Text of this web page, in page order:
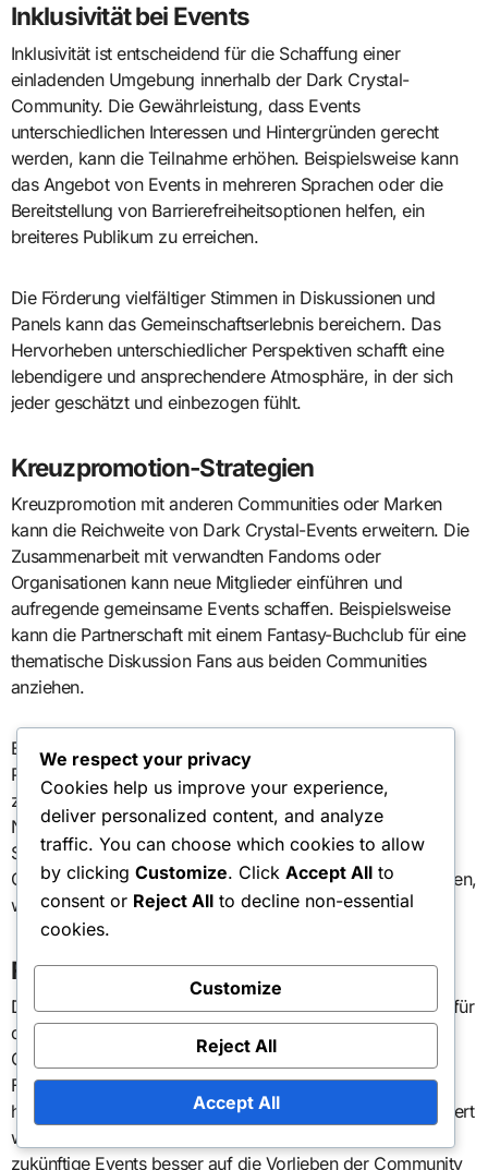
Inklusivität bei Events
Inklusivität ist entscheidend für die Schaffung einer
einladenden Umgebung innerhalb der Dark Crystal-
Community. Die Gewährleistung, dass Events
unterschiedlichen Interessen und Hintergründen gerecht
werden, kann die Teilnahme erhöhen. Beispielsweise kann
das Angebot von Events in mehreren Sprachen oder die
Bereitstellung von Barrierefreiheitsoptionen helfen, ein
breiteres Publikum zu erreichen.
Die Förderung vielfältiger Stimmen in Diskussionen und
Panels kann das Gemeinschaftserlebnis bereichern. Das
Hervorheben unterschiedlicher Perspektiven schafft eine
lebendigere und ansprechendere Atmosphäre, in der sich
jeder geschätzt und einbezogen fühlt.
Kreuzpromotion-Strategien
Kreuzpromotion mit anderen Communities oder Marken
kann die Reichweite von Dark Crystal-Events erweitern. Die
Zusammenarbeit mit verwandten Fandoms oder
Organisationen kann neue Mitglieder einführen und
aufregende gemeinsame Events schaffen. Beispielsweise
kann die Partnerschaft mit einem Fantasy-Buchclub für eine
thematische Diskussion Fans aus beiden Communities
anziehen.
Effektive Kreuzpromotion beinhaltet die Nutzung der
Plattformen jedes Partners, um Informationen über Events
zu teilen. Dies kann gemeinsame Social-Media-Beiträge,
Newsletter oder sogar gemeinsam veranstaltete Live-
Streams umfassen. Durch die Zusammenarbeit können
Communities die Sichtbarkeit und das Engagement erhöhen,
was allen beteiligten Parteien zugutekommt.
Feedback-Schleifen zur Verbesserung
Die Etablierung von Feedback-Schleifen ist entscheidend für
die kontinuierliche Verbesserung des Engagements in der
Community. Nach jedem Event kann das Sammeln von
Feedback durch Umfragen oder Diskussionen helfen,
herauszufinden, was gut funktioniert hat und was verbessert
werden könnte. Dieser iterative Prozess stellt sicher, dass
zukünftige Events besser auf die Vorlieben der Community
We respect your privacy
Cookies help us improve your experience,
deliver personalized content, and analyze
traffic. You can choose which cookies to allow
by clicking Customize. Click Accept All to
consent or Reject All to decline non-essential
cookies.
Customize
Reject All
Accept All